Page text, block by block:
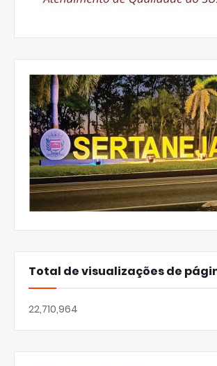
Total de visualizações de
22,710,964